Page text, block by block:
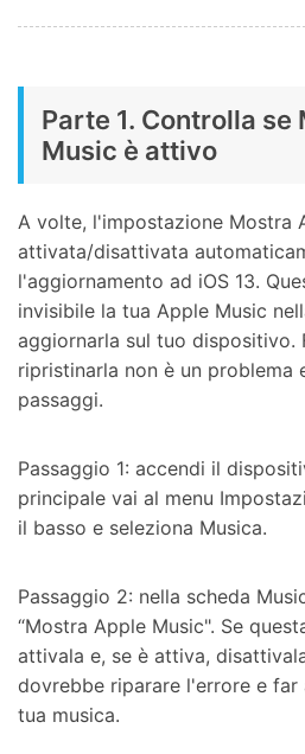
Parte 1. Controlla se
Music è attivo
A volte, l'impostazione Mostra
attivata/disattivata
l'aggiornamento ad iOS 13.
invisibile la tua Apple Music
aggiornarla sul tuo dispositivo.
ripristinarla non è un problema
passaggi.
Passaggio 1: accendi il
principale vai al menu
il basso e seleziona Musica.
Passaggio 2: nella scheda
“Mostra Apple Music". Se
attivala e, se è attiva,
dovrebbe riparare l'errore e far
tua musica.